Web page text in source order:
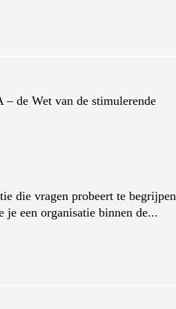
de Wet van de stimulerende
die vragen probeert te begrijpen
je een organisatie binnen de...